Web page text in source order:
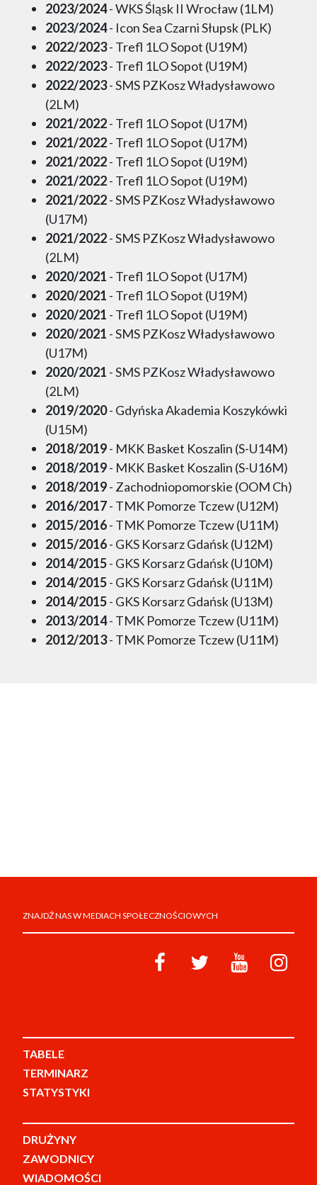
2023/2024- WKS Śląsk II Wrocław (1LM)
2023/2024- Icon Sea Czarni Słupsk (PLK)
2022/2023- Trefl 1LO Sopot (U19M)
2022/2023- Trefl 1LO Sopot (U19M)
2022/2023- SMS PZKosz Władysławowo
(2LM)
2021/2022- Trefl 1LO Sopot (U17M)
2021/2022- Trefl 1LO Sopot (U17M)
2021/2022- Trefl 1LO Sopot (U19M)
2021/2022- Trefl 1LO Sopot (U19M)
2021/2022- SMS PZKosz Władysławowo
(U17M)
2021/2022- SMS PZKosz Władysławowo
(2LM)
2020/2021 - Trefl 1LO Sopot (U17M)
2020/2021 - Trefl 1LO Sopot (U19M)
2020/2021 - Trefl 1LO Sopot (U19M)
2020/2021 - SMS PZKosz Władysławowo
(U17M)
2020/2021 - SMS PZKosz Władysławowo
(2LM)
2019/2020- Gdyńska Akademia Koszykówki
(U15M)
2018/2019- MKK Basket Koszalin (S-U14M)
2018/2019- MKK Basket Koszalin (S-U16M)
2018/2019- Zachodniopomorskie (OOM Ch)
2016/2017- TMK Pomorze Tczew (U12M)
2015/2016- TMK Pomorze Tczew (U11M)
2015/2016- GKS Korsarz Gdańsk (U12M)
2014/2015- GKS Korsarz Gdańsk (U10M)
2014/2015- GKS Korsarz Gdańsk (U11M)
2014/2015- GKS Korsarz Gdańsk (U13M)
2013/2014- TMK Pomorze Tczew (U11M)
2012/2013- TMK Pomorze Tczew (U11M)
ZNAJDŹ NAS W MEDIACH SPOŁECZNOŚCIOWYCH
TABELE
TERMINARZ
STATYSTYKI
DRUŻYNY
ZAWODNICY
WIADOMOŚCI